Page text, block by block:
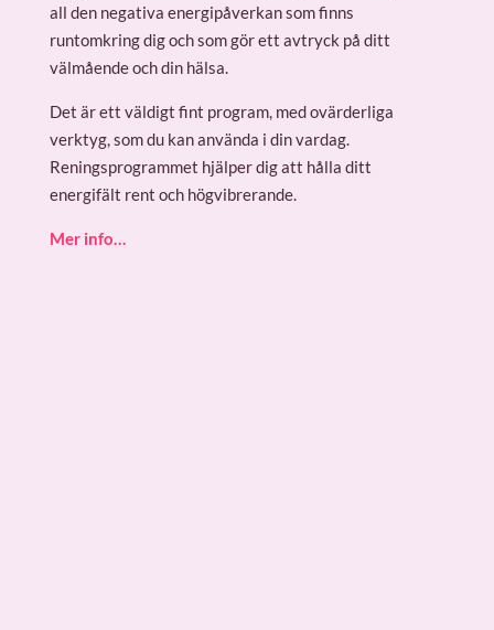
all den negativa energipåverkan som finns
runtomkring dig och som gör ett avtryck på ditt
välmående och din hälsa.
Det är ett väldigt fint program, med ovärderliga
verktyg, som du kan använda i din vardag.
Reningsprogrammet hjälper dig att hålla ditt
energifält rent och högvibrerande.
Mer info…